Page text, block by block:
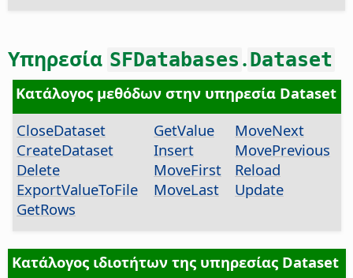
Υπηρεσία SFDatabases .Dataset
Κατάλογος μεθόδων στην υπηρεσία Dataset
CloseDataset
CreateDataset
Delete
ExportValueToFile
GetRows
GetValue
Insert
MoveFirst
MoveLast
MoveNext
MovePrevious
Reload
Update
Κατάλογος ιδιοτήτων της υπηρεσίας Dataset